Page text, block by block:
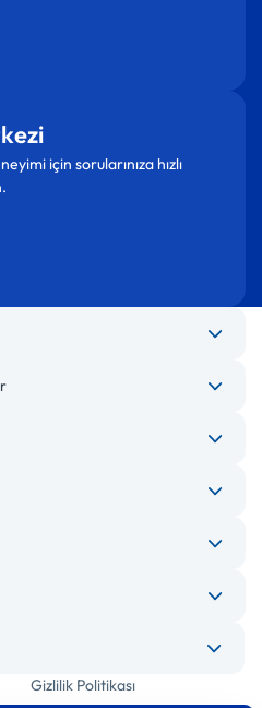
için sorularınıza hızlı
Gizlilik Politikası